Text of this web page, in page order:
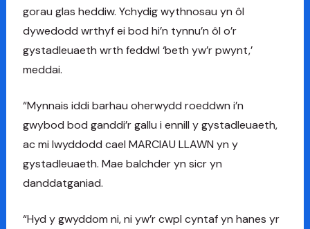
gorau glas heddiw. Ychydig wythnosau yn ôl
dywedodd wrthyf ei bod hi’n tynnu’n ôl o’r
gystadleuaeth wrth feddwl ‘beth yw’r pwynt,’
meddai.
“Mynnais iddi barhau oherwydd roeddwn i’n
gwybod bod ganddi’r gallu i ennill y gystadleuaeth,
ac mi lwyddodd cael MARCIAU LLAWN yn y
gystadleuaeth. Mae balchder yn sicr yn
danddatganiad.
“Hyd y gwyddom ni, ni yw’r cwpl cyntaf yn hanes yr